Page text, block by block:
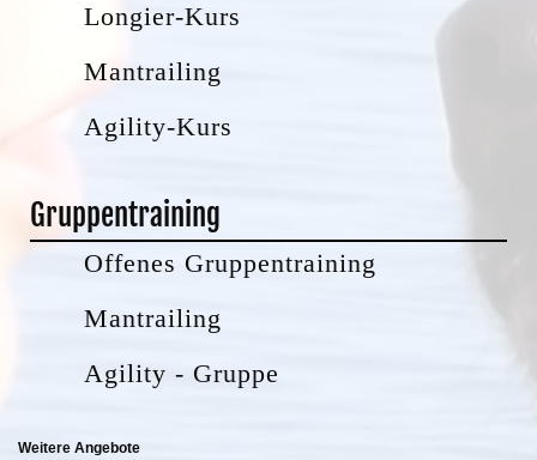
Longier-Kurs
Mantrailing
Agility-Kurs
Gruppentraining
Offenes Gruppentraining
Mantrailing
Agility - Gruppe
Weitere Angebote